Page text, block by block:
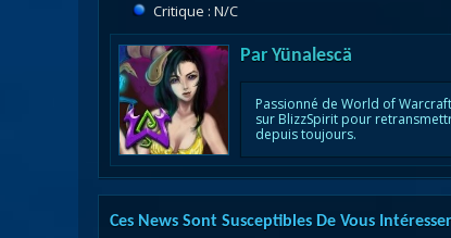
Critique : N/C
Par Yünalescä
Passionné de World of
sur BlizzSpirit pour
depuis toujours.
Ces News Sont Susceptibles De Vous